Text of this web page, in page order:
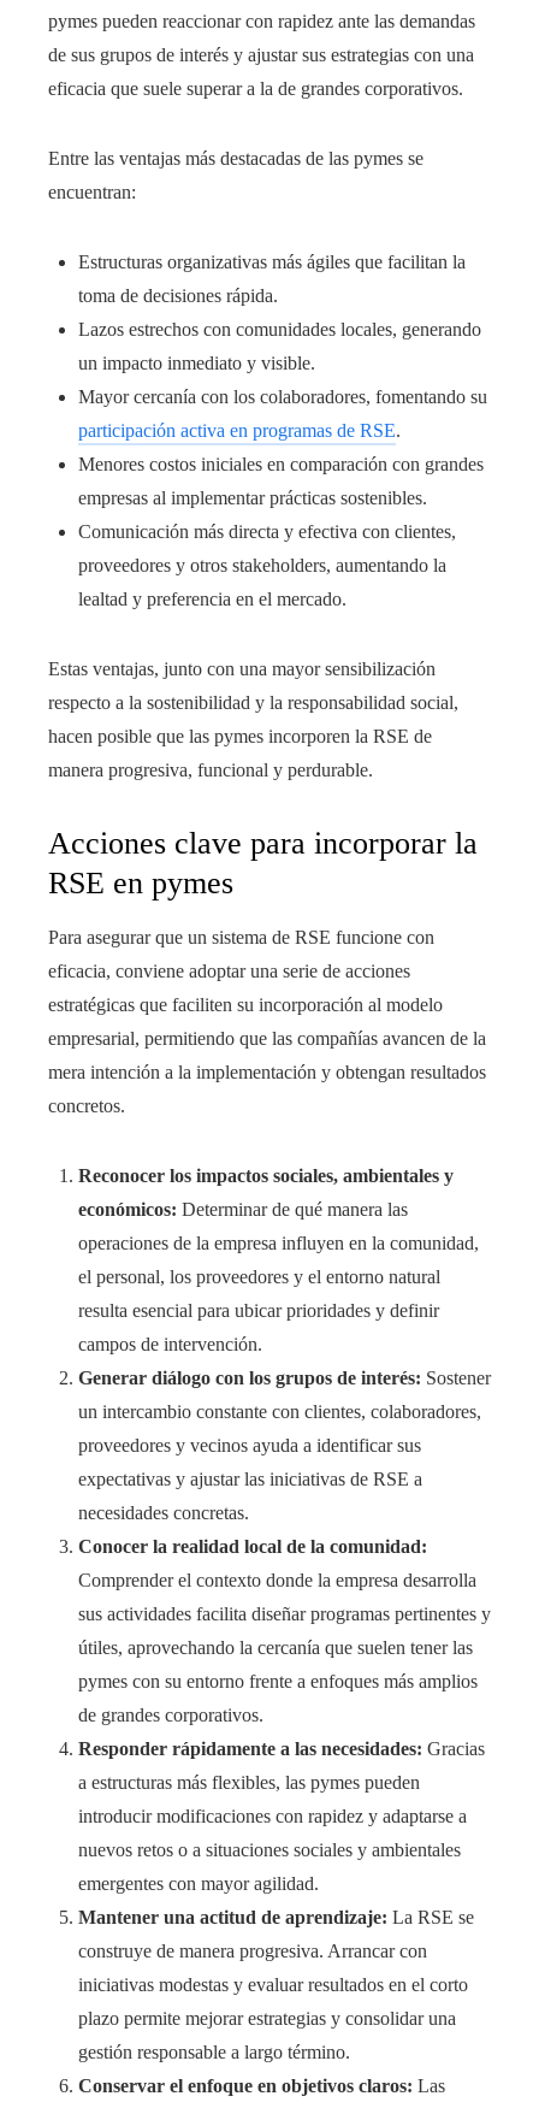
pymes pueden reaccionar con rapidez ante las demandas
de sus grupos de interés y ajustar sus estrategias con una
eficacia que suele superar a la de grandes corporativos.
Entre las ventajas más destacadas de las pymes se
encuentran:
Estructuras organizativas más ágiles que facilitan la
toma de decisiones rápida.
Lazos estrechos con comunidades locales, generando
un impacto inmediato y visible.
Mayor cercanía con los colaboradores, fomentando su
participación activa en programas de RSE.
Menores costos iniciales en comparación con grandes
empresas al implementar prácticas sostenibles.
Comunicación más directa y efectiva con clientes,
proveedores y otros stakeholders, aumentando la
lealtad y preferencia en el mercado.
Estas ventajas, junto con una mayor sensibilización
respecto a la sostenibilidad y la responsabilidad social,
hacen posible que las pymes incorporen la RSE de
manera progresiva, funcional y perdurable.
Acciones clave para incorporar la
RSE en pymes
Para asegurar que un sistema de RSE funcione con
eficacia, conviene adoptar una serie de acciones
estratégicas que faciliten su incorporación al modelo
empresarial, permitiendo que las compañías avancen de la
mera intención a la implementación y obtengan resultados
concretos.
Reconocer los impactos sociales, ambientales y
económicos: Determinar de qué manera las
operaciones de la empresa influyen en la comunidad,
el personal, los proveedores y el entorno natural
resulta esencial para ubicar prioridades y definir
campos de intervención.
Generar diálogo con los grupos de interés: Sostener
un intercambio constante con clientes, colaboradores,
proveedores y vecinos ayuda a identificar sus
expectativas y ajustar las iniciativas de RSE a
necesidades concretas.
Conocer la realidad local de la comunidad:
Comprender el contexto donde la empresa desarrolla
sus actividades facilita diseñar programas pertinentes y
útiles, aprovechando la cercanía que suelen tener las
pymes con su entorno frente a enfoques más amplios
de grandes corporativos.
Responder rápidamente a las necesidades: Gracias
a estructuras más flexibles, las pymes pueden
introducir modificaciones con rapidez y adaptarse a
nuevos retos o a situaciones sociales y ambientales
emergentes con mayor agilidad.
Mantener una actitud de aprendizaje: La RSE se
construye de manera progresiva. Arrancar con
iniciativas modestas y evaluar resultados en el corto
plazo permite mejorar estrategias y consolidar una
gestión responsable a largo término.
Conservar el enfoque en objetivos claros: Las